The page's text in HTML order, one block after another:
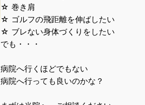
☆ 巻き肩
☆ ゴルフの飛距離を伸ばしたい
☆ ブレない身体づくりをしたい
でも・・・
病院へ行くほどでもない
病院へ行っても良いのかな？